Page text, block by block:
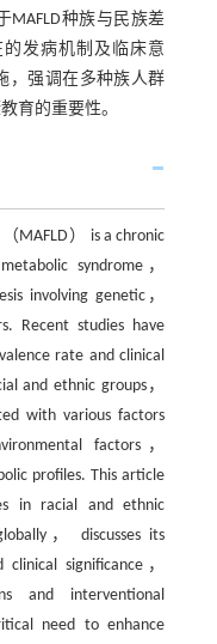
种族与民族差
发病机制及临床意
，强调在多种族人群
育的重要性。
MAFLD） is a chronic
syndrome，
involving genetic，
Recent studies have
rate and clinical
and ethnic groups，
with various factors
factors，
profiles. This article
in racial and ethnic
， discusses its
significance，
and interventional
need to enhance